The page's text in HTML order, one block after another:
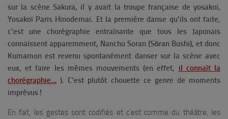
sur la scène Sakura, il y avait la troupe française de yosakoï,
Yosakoï Paris Hinodemai. Et la première danse qu’ils ont faite,
c’est une chorégraphie entraînante que tous les Japonais
connaissent apparemment, Nanchu Soran (Sōran Bushi), et donc
Kumamon est revenu spontanément danser sur la scène avec
eux, et faire les mêmes mouvements(en effet, il connaît la
chorégraphie… ). C’est plutôt chouette ce genre de moments
imprévus !
En fait, les gestes sont codifiés et c’est comme du théâtre, les